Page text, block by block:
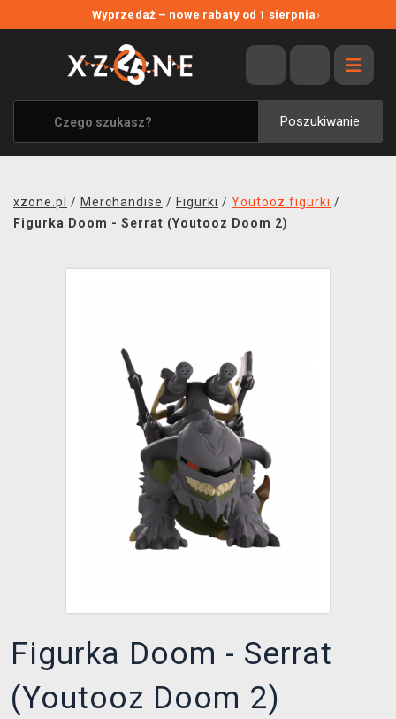
Wyprzedaż – nowe rabaty od 1 sierpnia›
Poszukiwanie
WYPRZEDAŻ
WSZYSTKIE MARKI
XZONE ORIGINALS
UBRANIA I AKCESORIA
SOUNDTRACKI
xzone.pl / Merchandise / Figurki / Youtooz figurki /
Figurka Doom - Serrat (Youtooz Doom 2)
Figurka Doom - Serrat
(Youtooz Doom 2)